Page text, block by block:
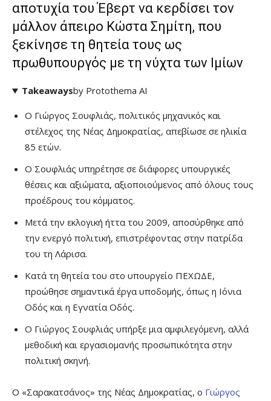
αποτυχία του Έβερτ να κερδίσει τον
μάλλον άπειρο Κώστα Σημίτη, που
ξεκίνησε τη θητεία τους ως
πρωθυπουργός με τη νύχτα των Ιμίων
Takeawaysby Protothema AI
Ο Γιώργος Σουφλιάς, πολιτικός μηχανικός και
στέλεχος της Νέας Δημοκρατίας, απεβίωσε σε ηλικία
85 ετών.
Ο Σουφλιάς υπηρέτησε σε διάφορες υπουργικές
θέσεις και αξιώματα, αξιοποιούμενος από όλους τους
προέδρους του κόμματος.
Μετά την εκλογική ήττα του 2009, αποσύρθηκε από
την ενεργό πολιτική, επιστρέφοντας στην πατρίδα
του τη Λάρισα.
Κατά τη θητεία του στο υπουργείο ΠΕΧΩΔΕ,
προώθησε σημαντικά έργα υποδομής, όπως η Ιόνια
Οδός και η Εγνατία Οδός.
Ο Γιώργος Σουφλιάς υπήρξε μια αμφιλεγόμενη, αλλά
μεθοδική και εργασιομανής προσωπικότητα στην
πολιτική σκηνή.
Ο «Σαρακατσάνος» της Νέας Δημοκρατίας, ο Γιώργος